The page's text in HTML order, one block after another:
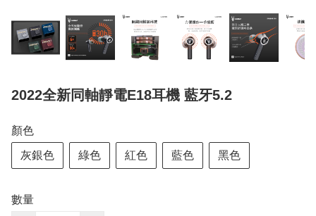
2022全新同軸靜電E18耳機 藍牙5.2
顏色
灰銀色 綠色 紅色 藍色 黑色
數量